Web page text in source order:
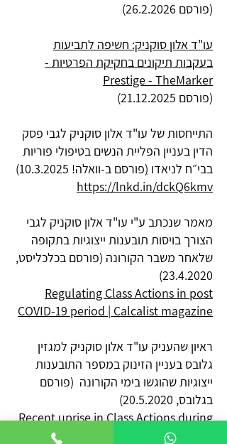
(פורסם 26.2.2026)
עו"ד אלון סוקניק: חשיפה לתביעות
בעקבות תיקונים בחקיקת הפרטיות -
Prestige - TheMarker
(פורסם 21.12.2025)
התייחסות של עו"ד אלון סוקניק לגבי פסק
הדין בעניין הפליית הנשים בטיפולי פוריות
בבי״ח לניאדו (פורסם ב-וואלה! 10.3.2025)
https://lnkd.in/dckQ6kmv
מאמר שנכתב ע"י עו"ד אלון סוקניק לגבי
הצורך בויסות תובענות ייצוגיות בתקופה
שלאחר משבר הקורונה (פורסם בכלכליסט,
23.4.2020)
Regulating Class Actions in post
COVID-19 period | Calcalist magazine
ראיון שהעניק עו"ד אלון סוקניק למגזין
גלובס בעניין הזינוק במספר התובענות
ייצוגיות שהוגשו בימי הקורונה (פורסם
בגלובס, 20.5.2020)
Recent uprise in Class Actions during
COVID-19 | interview for Globes